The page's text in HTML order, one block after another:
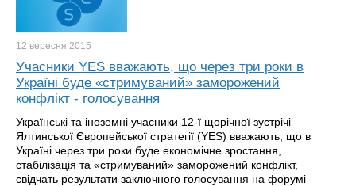
12 вересня 2015
Учасники YES вважають, що через три роки в
Україні буде «стримуваний» заморожений
конфлікт - голосування
Українські та іноземні учасники 12-ї щорічної зустрічі
Ялтинської Європейської стратегії (YES) вважають, що в
Україні через три роки буде економічне зростання,
стабілізація та «стримуваний» заморожений конфлікт,
свідчать результати заключного голосування на форумі